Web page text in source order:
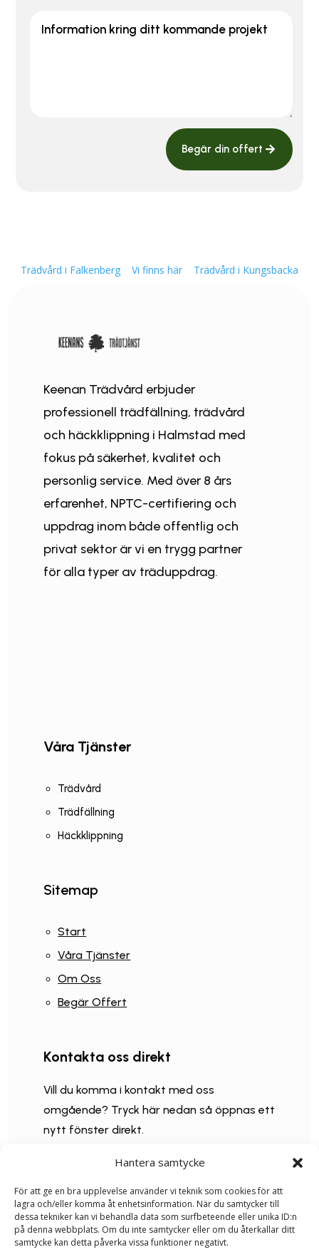
Hantera samtycke
För att ge en bra upplevelse använder vi teknik som cookies för att
lagra och/eller komma åt enhetsinformation. När du samtycker till
dessa tekniker kan vi behandla data som surfbeteende eller unika ID:n
på denna webbplats. Om du inte samtycker eller om du återkallar ditt
samtycke kan detta påverka vissa funktioner negativt.
Begär din offert
Trädvård i Falkenberg Vi finns här Trädvård i Kungsbacka
Keenan Trädvård erbjuder
professionell trädfällning, trädvård
och häckklippning i Halmstad med
fokus på säkerhet, kvalitet och
personlig service. Med över 8 års
erfarenhet, NPTC-certifiering och
uppdrag inom både offentlig och
privat sektor är vi en trygg partner
för alla typer av träduppdrag.
Våra Tjänster
Trädvård
Trädfällning
Häckklippning
Sitemap
Start
Våra Tjänster
Om Oss
Begär Offert
Kontakta oss direkt
Vill du komma i kontakt med oss
omgående? Tryck här nedan så öppnas ett
nytt fönster direkt.
 jameskeenantree@gmail.com